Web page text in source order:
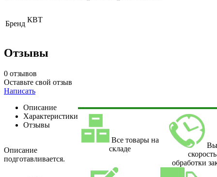
Бренд КВТ
Отзывы
0 отзывов
Оставьте свой отзыв
Написать
Описание
Характеристики
Отзывы
Описание
подготавливается.
Все товары на
складе
скорость
обработки